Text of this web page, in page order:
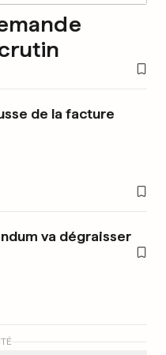
de la facture
va dégraisser